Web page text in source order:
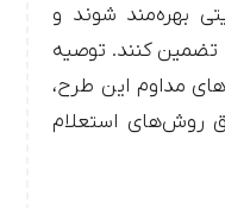
بهره‌مند شوند و
تضمین کنند. توصیه
مداوم این طرح،
روش‌های استعلام